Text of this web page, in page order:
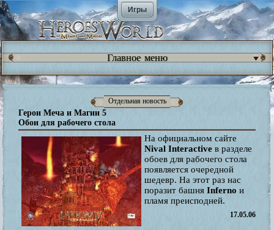
Игры
Главное меню
Отдельная новость
Герои Меча и Магии 5
Обои для рабочего стола
На официальном сайте
Nival Interactive в разделе
обоев для рабочего стола
появляется очередной
шедевр. На этот раз нас
поразит башня Inferno и
пламя преисподней.
17.05.06